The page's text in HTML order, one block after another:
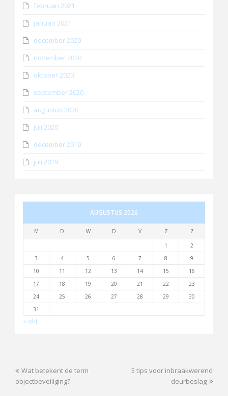
februari 2021
januari 2021
december 2020
november 2020
oktober 2020
september 2020
augustus 2020
juli 2020
december 2019
juli 2019
AUGUSTUS 2026
M D W D V Z
Z
1
2
3
4 5 6 7 8
9
10
11 12 13 14 15
16
17
18 19 20 21 22
23
24
25 26 27 28 29
30
31
« okt
previous
post:
Wat betekent de term
objectbeveiliging?
next
5 tips voor inbraakwerend
deurbeslag